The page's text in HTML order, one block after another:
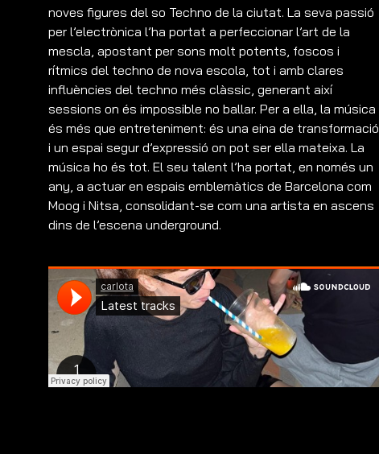
noves figures del so Techno de la ciutat. La seva passió
per l’electrònica l’ha portat a perfeccionar l’art de la
mescla, apostant per sons molt potents, foscos i
rítmics del techno de nova escola, tot i amb clares
influències del techno més clàssic, generant així
sessions on és impossible no ballar. Per a ella, la música
és més que entreteniment: és una eina de transformació
i un espai segur d’expressió on pot ser ella mateixa. La
música ho és tot. El seu talent l’ha portat, en només un
any, a actuar en espais emblemàtics de Barcelona com
Moog i Nitsa, consolidant-se com una artista en ascens
dins de l’escena underground.